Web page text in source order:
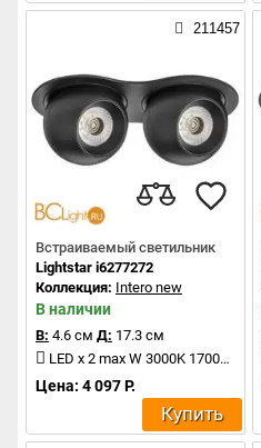
211457
Встраиваемый светильник
Lightstar i6277272
Коллекция: Intero new
В наличии
В: 4.6 см Д: 17.3 см
LED x 2 max W 3000K 1700Lm
Цена: 4 097 Р.
Купить